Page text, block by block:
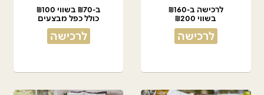
לרכישה ב-₪160
בשווי ₪200
לרכישה
ב-₪70 בשווי ₪100
כולל כפל מבצעים
לרכישה